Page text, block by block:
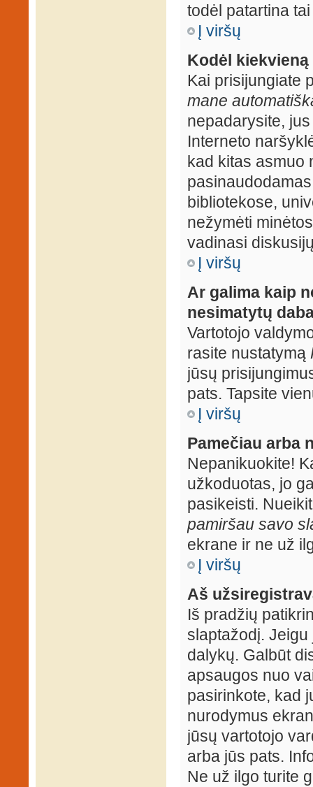
todėl patartina
Į viršų
Kodėl
Kai prisijungiate
mane
nepadarysite,
Interneto
kad kitas asmuo
bibliotekose,
nežymėti
vadinasi
Į viršų
Ar galima kaip
nesimatytų
Vartotojo
rasite nustatymą
jūsų
pats. Tapsite
Į viršų
Pamečiau arba
Nepanikuokite!
užkoduotas, jo
pasikeisti.
pamiršau savo
ekrane ir ne už
Į viršų
Aš
Iš pradžių
slaptažodį.
dalykų. Galbūt
apsaugos nuo
pasirinkote, kad
nurodymus
jūsų vartotojo
arba jūs pats.
Ne už ilgo turite